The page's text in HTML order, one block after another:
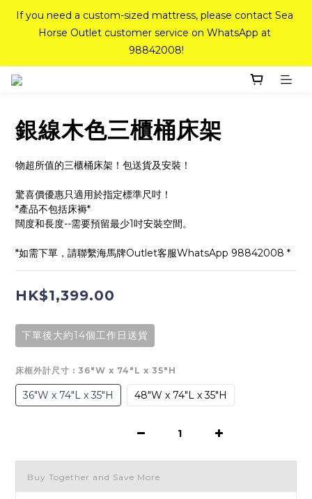
If you need a custom-sized mattress, please contact Sea
Horse Outlet customer service on WhatsApp at
98842008!
If you need a custom-sized mattress, please contact Sea
Horse Outlet customer service on WhatsApp at
98842008!
Top-Tier Quality Series: 18% off (New Ever Memory &
Delivery(Standard Sizes Only)
Pink Crystal Mattress – 40% off, Shop now!
If you need a custom-sized mattress, please contact Sea
Horse Outlet customer service on WhatsApp at
98842008!
銀線木色三櫃桶床架
物超所值的三櫃桶床架！包送貨及安裝！
驚喜價優惠只適用於指定標準尺吋！
*產品不包括床褥*
闊度和長度--需要預留最少1吋安裝空間。
*如需下單，請聯繫海馬牌Outlet客服WhatsApp 98842008 *
HK$1,399.00
下單後大約14個工作日送貨
床框外計尺寸 : 36"W x 74"L x 35"H
36"W x 74"L x 35"H 48"W x 74"L x 35"H
Buy Together and Save More